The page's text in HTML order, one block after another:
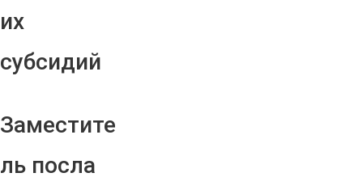
их
субсидий
Заместите
ль посла